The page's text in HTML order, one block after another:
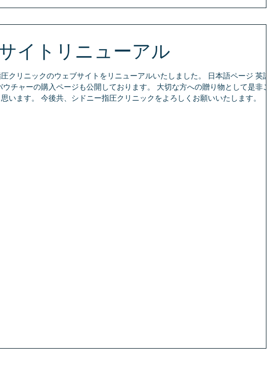
イトリニューアル
クリニックのウェブサイトをリニューアルいたしました。 日本語ページ 英語ペ
チャーの購入ページも公開しております。 大切な方への贈り物として是非ご利
います。 今後共、シドニー指圧クリニックをよろしくお願いいたします。